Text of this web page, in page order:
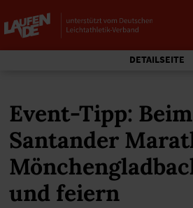
DETAILSEITE
Event-Tipp: Beim
Santander
und feiern